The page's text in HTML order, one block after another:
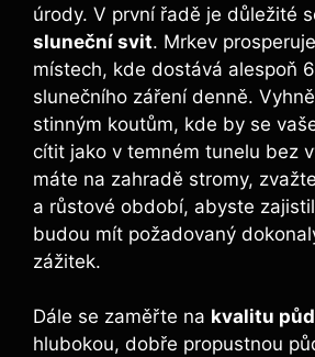
úrody. V první řadě je důležité
sluneční svit. Mrkev
místech, kde dostává alespoň
slunečního záření denně.
stinným koutům, kde by se
cítit jako v temném tunelu bez
máte na zahradě stromy,
a růstové období, abyste
budou mít požadovaný
zážitek.
Dále se zaměřte na kvalitu
hlubokou, dobře propustnou